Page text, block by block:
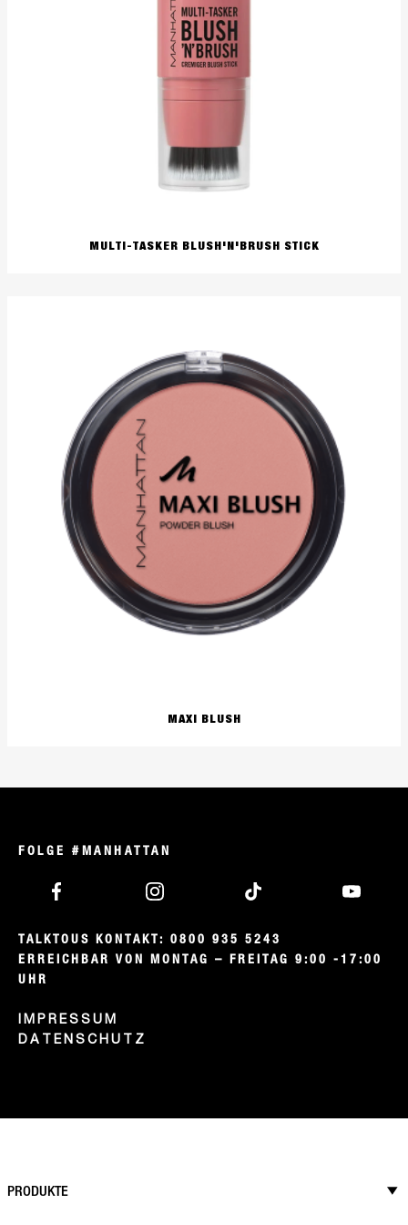
MULTI-TASKER BLUSH'N'BRUSH STICK
MAXI BLUSH
FOLGE #MANHATTAN
TALKTOUS KONTAKT: 0800 935 5243
ERREICHBAR VON MONTAG – FREITAG 9:00 -17:00
UHR
IMPRESSUM
DATENSCHUTZ
PRODUKTE